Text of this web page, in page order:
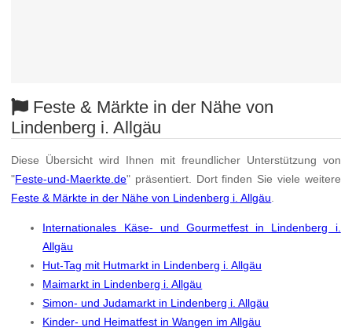
Feste & Märkte in der Nähe von
Lindenberg i. Allgäu
Diese Übersicht wird Ihnen mit freundlicher Unterstützung von
"Feste-und-Maerkte.de" präsentiert. Dort finden Sie viele weitere
Feste & Märkte in der Nähe von Lindenberg i. Allgäu
Internationales Käse- und Gourmetfest in Lindenberg i.
Allgäu
Hut-Tag mit Hutmarkt in Lindenberg i. Allgäu
Maimarkt in Lindenberg i. Allgäu
Simon- und Judamarkt in Lindenberg i. Allgäu
Kinder- und Heimatfest in Wangen im Allgäu